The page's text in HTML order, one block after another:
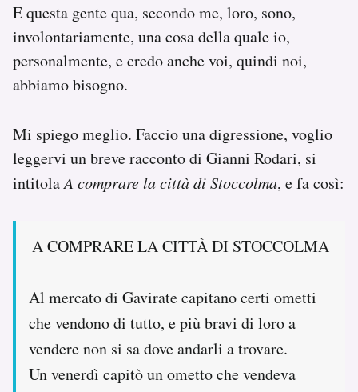
E questa gente qua, secondo me, loro, sono,
involontariamente, una cosa della quale io,
personalmente, e credo anche voi, quindi noi,
abbiamo bisogno.
Mi spiego meglio. Faccio una digressione, voglio
leggervi un breve racconto di Gianni Rodari, si
intitolaA comprare la città di Stoccolma, e fa così:
A COMPRARE LA CITTÀ DI STOCCOLMA
Al mercato di Gavirate capitano certi ometti
che vendono di tutto, e più bravi di loro a
vendere non si sa dove andarli a trovare.
Un venerdì capitò un ometto che vendeva